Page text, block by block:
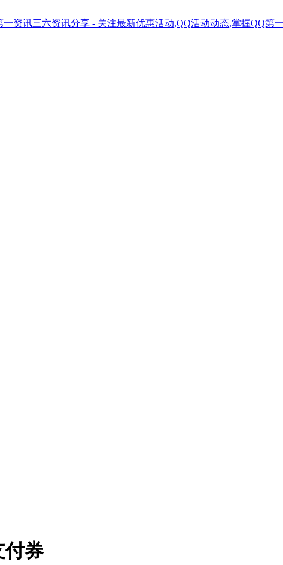
三六资讯分享 - 关注最新优惠活动,QQ活动动态,掌握QQ第
付券